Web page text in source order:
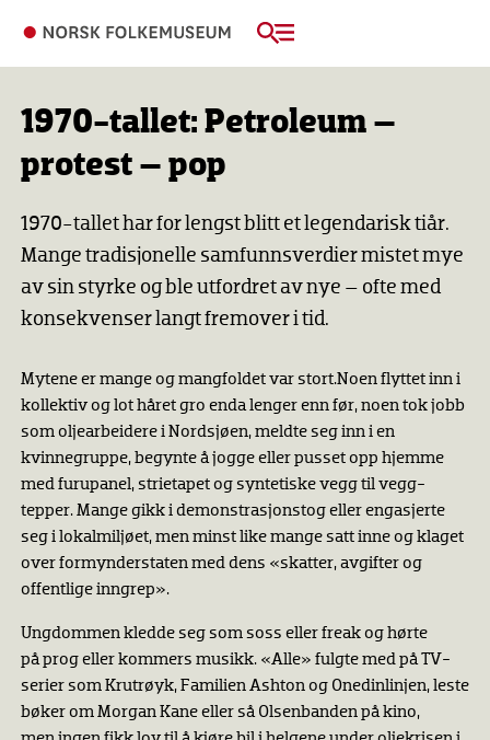
1970-tallet: Petroleum –
protest – pop
1970-tallet har for lengst blitt et legendarisk tiår.
Mange tradisjonelle samfunnsverdier mistet mye
av sin styrke og ble utfordret av nye – ofte med
konsekvenser langt fremover i tid.
Mytene er mange og mangfoldet var stort.Noen flyttet inn i
kollektiv og lot håret gro enda lenger enn før, noen tok jobb
som oljearbeidere i Nordsjøen, meldte seg inn i en
kvinnegruppe, begynte å jogge eller pusset opp hjemme
med furupanel, strietapet og syntetiske vegg til vegg-
tepper. Mange gikk i demonstrasjonstog eller engasjerte
seg i lokalmiljøet, men minst like mange satt inne og klaget
over formynderstaten med dens «skatter, avgifter og
offentlige inngrep».
Ungdommen kledde seg som soss eller freak og hørte
på prog eller kommers musikk. «Alle» fulgte med på TV-
serier som Krutrøyk, Familien Ashton og Onedinlinjen, leste
bøker om Morgan Kane eller så Olsenbanden på kino,